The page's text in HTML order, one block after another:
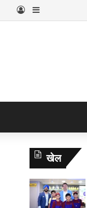
Log InSidebar
खेल